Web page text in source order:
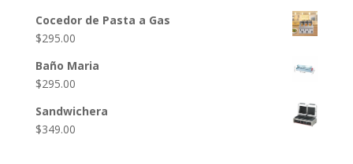
Cocedor de Pasta a Gas
$295.00
Baño Maria
$295.00
Sandwichera
$349.00